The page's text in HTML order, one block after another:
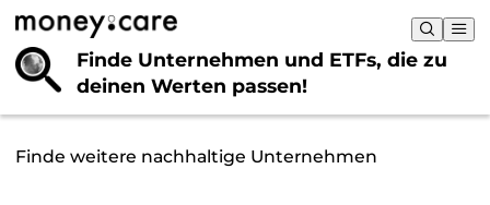
Finde Unternehmen und ETFs, die zu
deinen Werten passen!
Finde weitere nachhaltige Unternehmen